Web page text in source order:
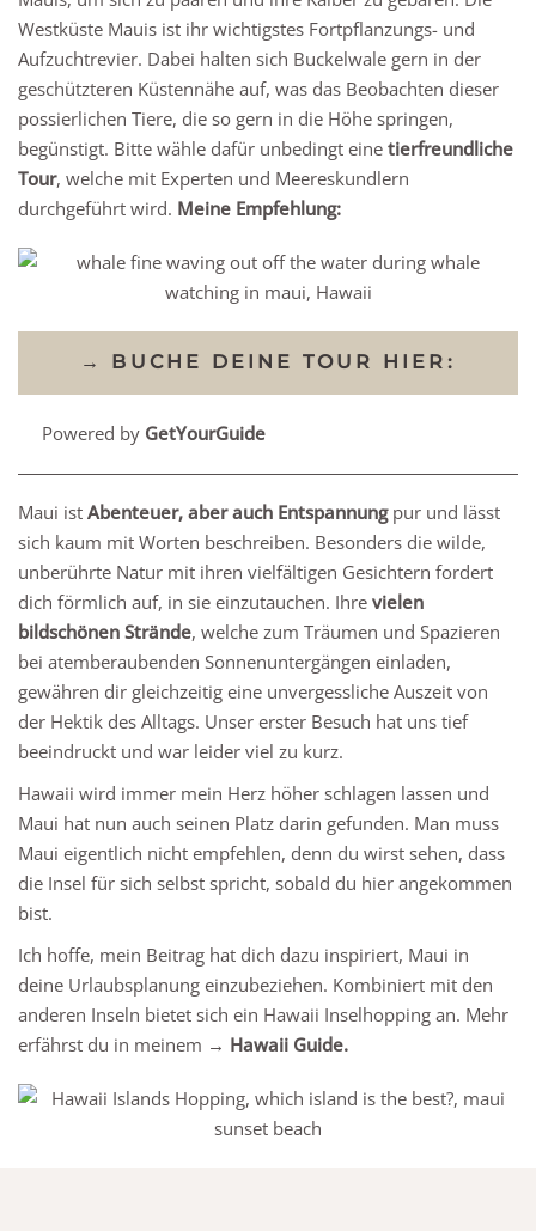
Westküste Mauis ist ihr wichtigstes Fortpflanzungs- und
Aufzuchtrevier. Dabei halten sich Buckelwale gern in der
geschützteren Küstennähe auf, was das Beobachten dieser
possierlichen Tiere, die so gern in die Höhe springen,
begünstigt. Bitte wähle dafür unbedingt eine tierfreundliche
Tour, welche mit Experten und Meereskundlern
durchgeführt wird. Meine Empfehlung:
→ BUCHE DEINE TOUR HIER:
Powered by GetYourGuide
Maui ist Abenteuer, aber auch Entspannungpur und lässt
sich kaum mit Worten beschreiben. Besonders die wilde,
unberührte Natur mit ihren vielfältigen Gesichtern fordert
dich förmlich auf, in sie einzutauchen. Ihre vielen
bildschönen Strände, welche zum Träumen und Spazieren
bei atemberaubenden Sonnenuntergängen einladen,
gewähren dir gleichzeitig eine unvergessliche Auszeit von
der Hektik des Alltags. Unser erster Besuch hat uns tief
beeindruckt und war leider viel zu kurz.
Hawaii wird immer mein Herz höher schlagen lassen und
Maui hat nun auch seinen Platz darin gefunden. Man muss
Maui eigentlich nicht empfehlen, denn du wirst sehen, dass
die Insel für sich selbst spricht, sobald du hier angekommen
bist.
Ich hoffe, mein Beitrag hat dich dazu inspiriert, Maui in
deine Urlaubsplanung einzubeziehen. Kombiniert mit den
anderen Inseln bietet sich ein Hawaii Inselhopping an. Mehr
erfährst du in meinem → Hawaii Guide.